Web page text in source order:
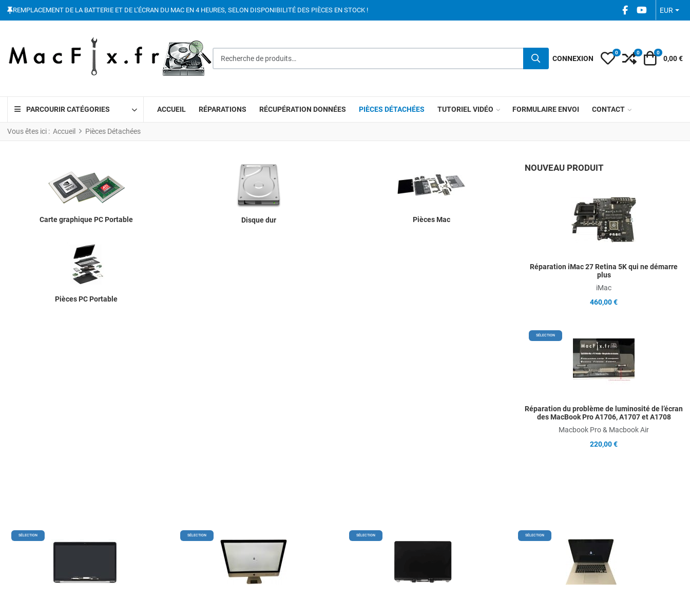
REMPLACEMENT DE LA BATTERIE ET DE L’ÉCRAN DU MAC EN 4 HEURES, SELON DISPONIBILITÉ DES PIÈCES EN STOCK ! FACEBOOK
YOUTUBE
EUR
CONNEXION My Wishlist
0 Compare
0 Votre
0
0,00 €
PARCOURIR CATÉGORIES ACCUEIL RÉPARATIONS RÉCUPÉRATION DONNÉES PIÈCES DÉTACHÉES TUTORIEL VIDÉO FORMULAIRE ENVOI CONTACT
Vous êtes ici : Accueil Pièces Détachées
Carte graphique PC Portable Disque dur Pièces Mac
Pièces PC Portable
NOUVEAU PRODUIT
Réparation iMac 27 Retina 5K qui ne démarre
plus
iMac
460,00 €
SÉLECTION
Réparation du problème de luminosité de l’écran
des MacBook Pro A1706, A1707 et A1708
Macbook Pro & Macbook Air
220,00 €
SÉLECTION Add to Wishlist
SÉLECTION Add to Wishlist
SÉLECTION Add to Wishlist
SÉLECTION